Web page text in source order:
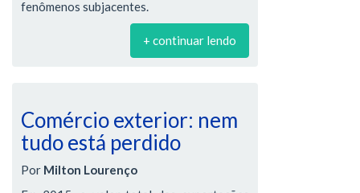
fenômenos subjacentes.
+ continuar lendo
Comércio exterior: nem
tudo está perdido
Por Milton Lourenço